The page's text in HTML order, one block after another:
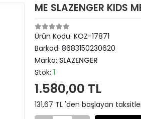
ME SLAZENGER KIDS
Ürün Kodu: KOZ-17871
Barkod: 8683150230620
Marka: SLAZENGER
Stok: 1
1.580,00 TL
131,67 TL 'den başlayan